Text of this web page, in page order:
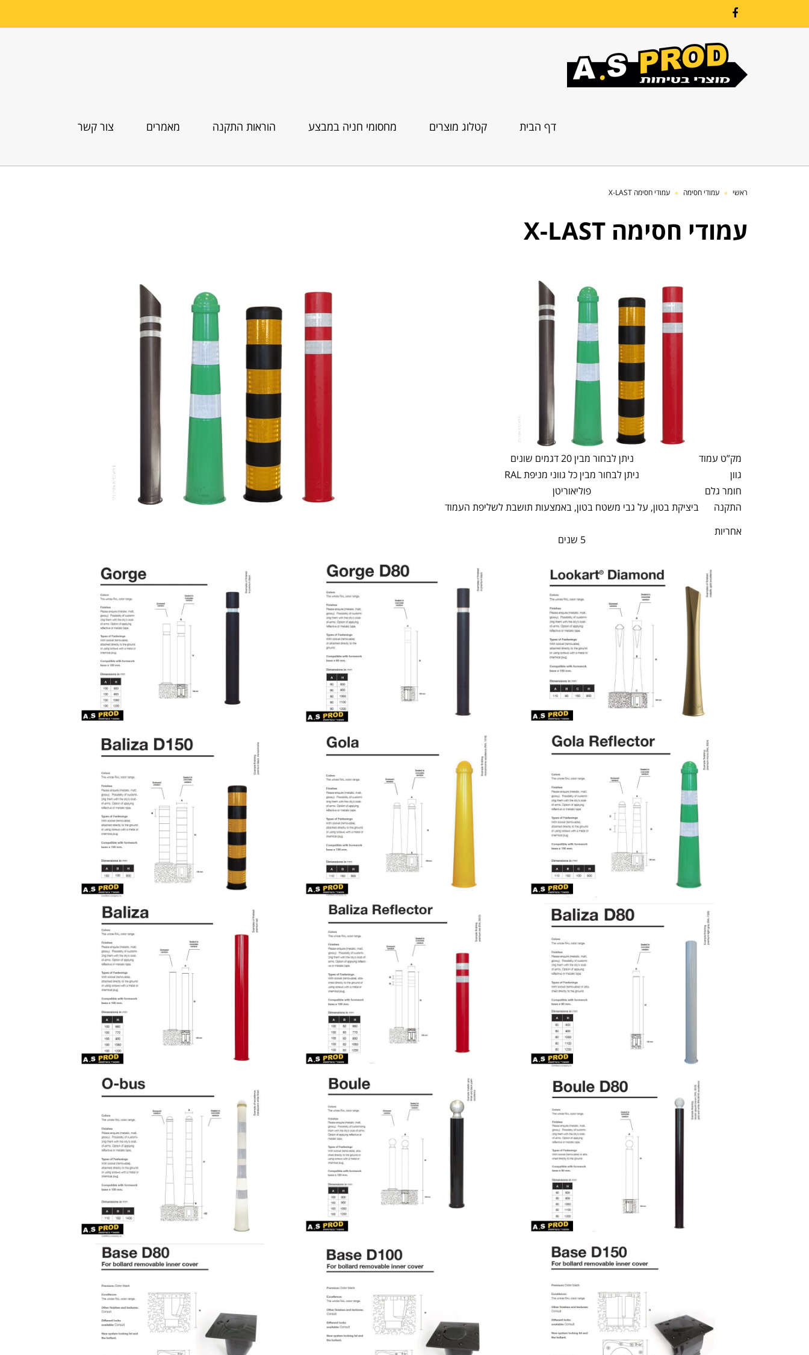
דף הבית קטלוג מוצרים מחסומי חניה במבצע הוראות התקנה מאמרים צור קשר
ראשי » עמודי חסימה » עמודי חסימה X-LAST
עמודי חסימה X-LAST
מק”ט עמוד
ניתן לבחור מבין 20 דגמים שונים
גוון
ניתן לבחור מבין כל גווני מניפת RAL
חומר גלם
פוליאוריטן
התקנה
ביציקת בטון, על גבי משטח בטון, באמצעות תושבת לשליפת העמוד
אחריות
5 שנים